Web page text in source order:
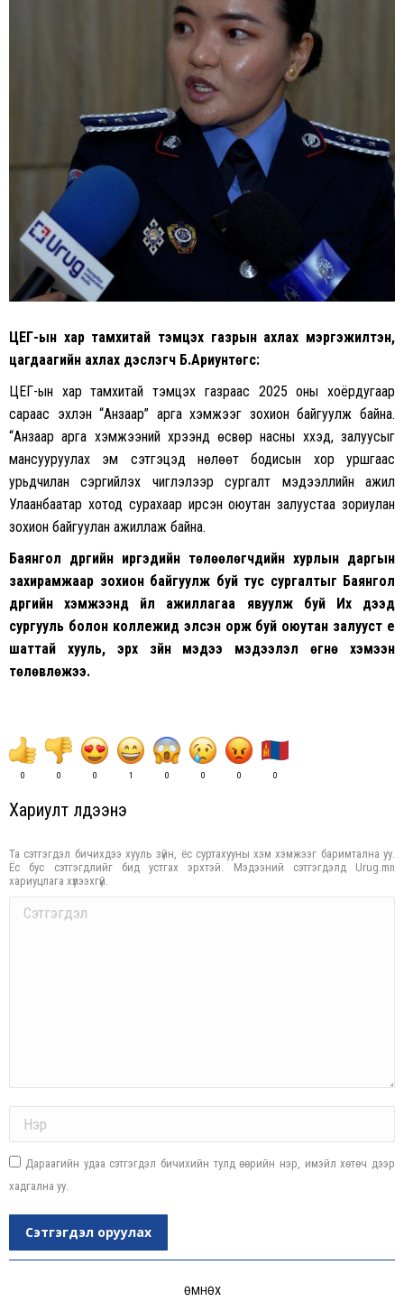
ЦЕГ-ын хар тамхитай тэмцэх газрын ахлах мэргэжилтэн,
цагдаагийн ахлах дэслэгч Б.Ариунтөгс:
ЦЕГ-ын хар тамхитай тэмцэх газраас 2025 оны хоёрдугаар
сараас эхлэн “Анзаар” арга хэмжээг зохион байгуулж байна.
“Анзаар арга хэмжээний хүрээнд өсвөр насны хүүхэд, залуусыг
мансууруулах эм сэтгэцэд нөлөөт бодисын хор уршгаас
урьдчилан сэргийлэх чиглэлээр сургалт мэдээллийн ажил
Улаанбаатар хотод сурахаар ирсэн оюутан залуустаа зориулан
зохион байгуулан ажиллаж байна.
Баянгол дүүргийн иргэдийн төлөөлөгчдийн хурлын даргын
захирамжаар зохион байгуулж буй тус сургалтыг Баянгол
дүүргийн хэмжээнд үйл ажиллагаа явуулж буй Их дээд
сургууль болон коллежид элсэн орж буй оюутан залууст үе
шаттай хууль, эрх зүйн мэдээ мэдээлэл өгнө хэмээн
төлөвлөжээ.
0 0 0 1 0 0 0 0
Хариулт үлдээнэ үү
Та сэтгэгдэл бичихдээ хууль зүйн, ёс суртахууны хэм хэмжээг баримтална уу.
Ёс бус сэтгэгдлийг бид устгах эрхтэй. Мэдээний сэтгэгдэлд Urug.mn
хариуцлага хүлээхгүй.
Comment
Дараагийн удаа сэтгэгдэл бичихийн тулд өөрийн нэр, имэйл хөтөч дээр
хадгална уу.
Сэтгэгдэл оруулах
ӨМНӨХ